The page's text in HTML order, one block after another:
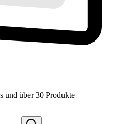
und über 30 Produkte